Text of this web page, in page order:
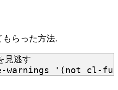
らった方法.
逃す
warnings ' (not cl-